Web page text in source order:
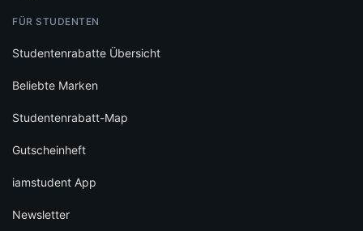
FÜR STUDENTEN
Studentenrabatte Übersicht
Beliebte Marken
Studentenrabatt-Map
Gutscheinheft
iamstudent App
Newsletter